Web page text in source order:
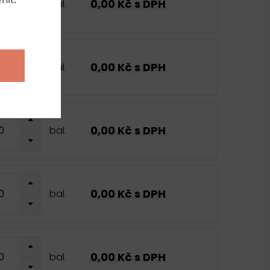
bal. 0,00 Kč s DPH
bal. 0,00 Kč s DPH
bal. 0,00 Kč s DPH
bal. 0,00 Kč s DPH
bal. 0,00 Kč s DPH